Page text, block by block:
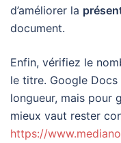
d’améliorer la
document.
Enfin, vérifiez le
le titre. Google
longueur, mais pour
mieux vaut rester
https://